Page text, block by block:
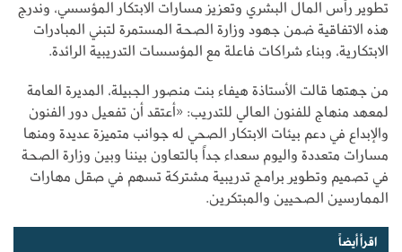
تطوير رأس المال البشري وتعزيز مسارات الابتكار المؤسسي، وندرج
هذه الاتفاقية ضمن جهود وزارة الصحة المستمرة لتبني المبادرات
الابتكارية، وبناء شراكات فاعلة مع المؤسسات التدريبية الرائدة.
من جهتها قالت الأستاذة هيفاء بنت منصور الجبيلة، المديرة العامة
لمعهد منهاج للفنون العالي للتدريب: «أعتقد أن تفعيل دور الفنون
والإبداع في دعم بيئات الابتكار الصحي له جوانب متميزة عديدة ومنها
مسارات متعددة واليوم سعداء جداً بالتعاون بيننا وبين وزارة الصحة
في تصميم وتطوير برامج تدريبية مشتركة تسهم في صقل مهارات
الممارسين الصحيين والمبتكرين.
اقرأ أيضاً